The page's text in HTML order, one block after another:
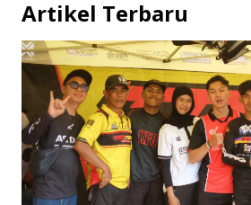
Artikel Terbaru